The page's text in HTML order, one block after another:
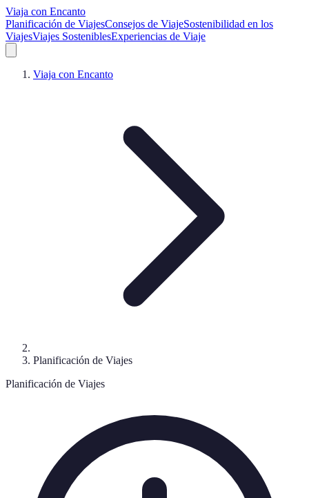
Viaja con Encanto
Planificación de ViajesConsejos de ViajeSostenibilidad en los
ViajesViajes SosteniblesExperiencias de Viaje
Viaja con Encanto
Planificación de Viajes
Planificación de Viajes